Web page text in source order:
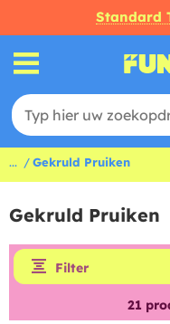
Standard
... Gekruld Pruiken
Gekruld Pruiken
Filter
21